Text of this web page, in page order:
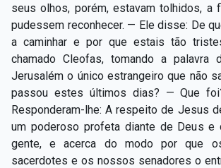
seus olhos, porém, estavam tolhidos, a
pudessem reconhecer. — Ele disse: De
a caminhar e por que estais tão
chamado Cleofas, tomando a palavra
Jerusalém o único estrangeiro que não
passou estes últimos dias? — Que
Responderam-lhe: A respeito de Jesus
um poderoso profeta diante de Deus e
gente, e acerca do modo por que
sacerdotes e os nossos senadores o